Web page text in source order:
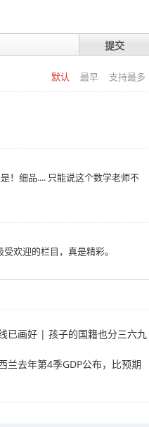
提交
默认 最早 支持最多
！细品.... 只能说这个数学老师不
欢迎的栏目，真是精彩。
已画好 | 孩子的国籍也分三六九
去年第4季GDP公布，比预期